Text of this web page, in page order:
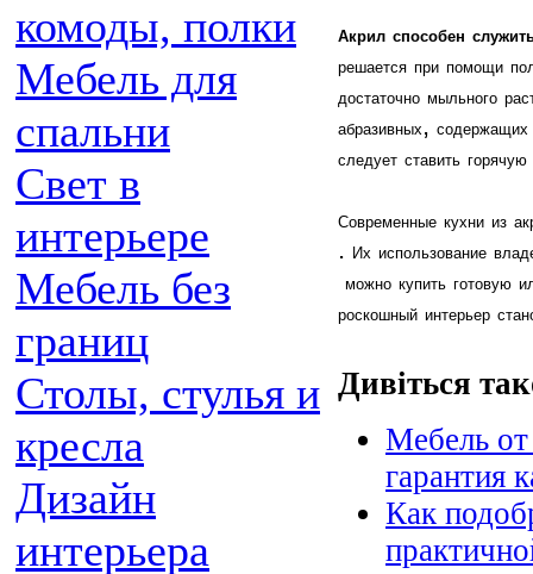
комоды, полки
Мебель для
спальни
Свет в
интерьере
Мебель без
границ
Столы, стулья и
кресла
Дизайн
интерьера
Акрил способен
решается при помощи
достаточно мыльного
абразивных , содержащих
следует ставить горячую
Современные кухни из
. Их использование
можно купить готовую
роскошный интерьер
Дивіться
Мебель от
гарантия
Как